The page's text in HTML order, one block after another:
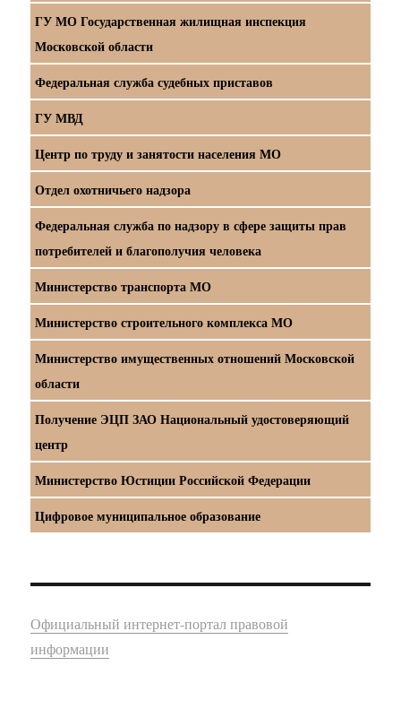
ГУ МО Государственная жилищная инспекция
Московской области
Федеральная служба судебных приставов
ГУ МВД
Центр по труду и занятости населения МО
Отдел охотничьего надзора
Федеральная служба по надзору в сфере защиты прав
потребителей и благополучия человека
Министерство транспорта МО
Министерство строительного комплекса МО
Министерство имущественных отношений Московской
области
Получение ЭЦП ЗАО Национальный удостоверяющий
центр
Министерство Юстиции Российской Федерации
Цифровое муниципальное образование
Официальный интернет-портал правовой
информации